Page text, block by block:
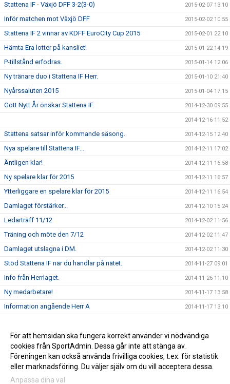
Stattena IF - Växjö DFF 3-2(3-0) 2015-02-07 13:10
Inför matchen mot Växjö DFF 2015-02-02 10:55
Stattena IF 2 vinnar av KDFF EuroCity Cup 2015 2015-02-01 22:10
Hämta Era lotter på kansliet! 2015-01-22 14:19
P-tillstånd erfodras. 2015-01-14 12:06
Ny tränare duo i Stattena IF Herr. 2015-01-10 21:40
Nyårssaluten 2015 2015-01-04 17:15
Gott Nytt År önskar Stattena IF. 2014-12-30 09:55
2014-12-16 11:52
Stattena satsar inför kommande säsong. 2014-12-15 12:40
Nya spelare till Stattena IF... 2014-12-11 17:02
Äntligen klar! 2014-12-11 16:58
Ny spelare klar för 2015 2014-12-11 16:57
Ytterliggare en spelare klar för 2015 2014-12-11 16:54
Damlaget förstärker... 2014-12-10 15:24
Ledarträff 11/12 2014-12-02 11:56
Träning och möte den 7/12 2014-12-02 11:47
Damlaget utslagna i DM. 2014-12-02 11:30
Stöd Stattena IF när du handlar på nätet. 2014-11-27 09:01
Info från Herrlaget. 2014-11-26 11:10
Ny medarbetare! 2014-11-17 13:58
Information angående Herr A 2014-11-17 13:10
Stöd Stattena IF:s ungdomar genom Svenska Spel 2014-02-03 08:30
Stattena IF på väg mot toppen 2014-01-01 08:54
För att hemsidan ska fungera korrekt använder vi nödvändiga
cookies från SportAdmin. Dessa går inte att stänga av.
Föreningen kan också använda frivilliga cookies, t.ex. för statistik
eller marknadsföring. Du väljer själv om du vill acceptera dessa.
Anpassa dina val